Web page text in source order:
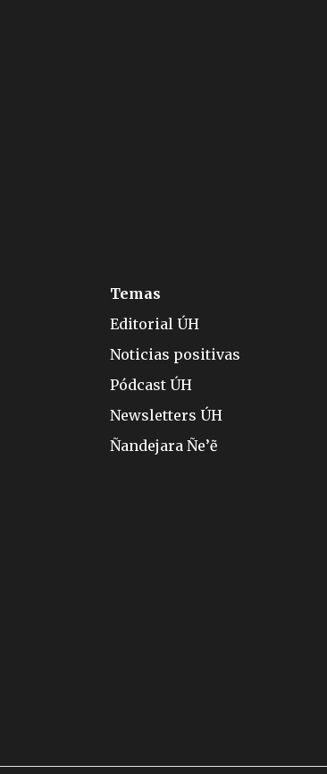
Temas
Editorial ÚH
Noticias positivas
Pódcast ÚH
Newsletters ÚH
Ñandejara Ñe’ẽ